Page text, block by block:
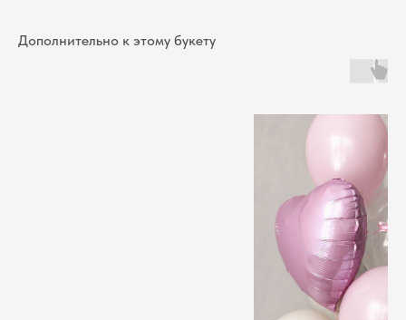
Дополнительно к этому букету